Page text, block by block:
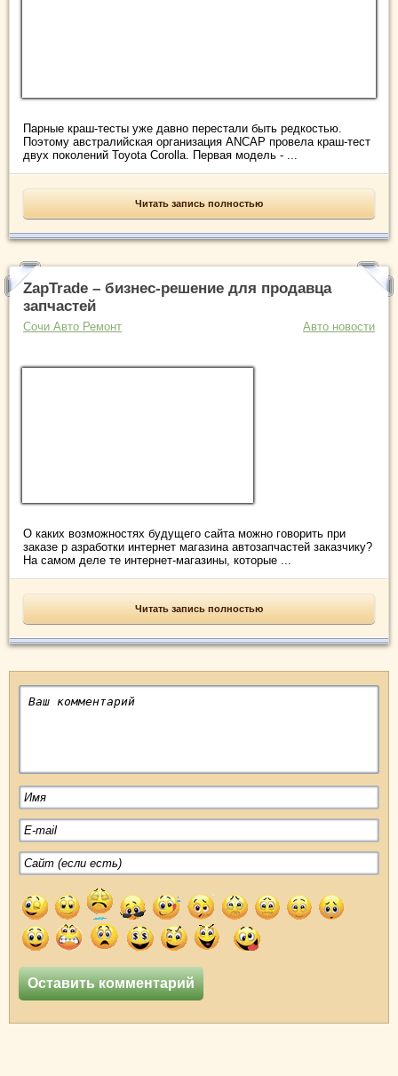
Парные краш-тесты уже давно перестали быть редкостью.
Поэтому австралийская организация ANCAP провела краш-тест
двух поколений Toyota Corolla. Первая модель - ...
Читать запись полностью
ZapTrade – бизнес-решение для продавца
запчастей
Сочи Авто Ремонт Авто новости
О каких возможностях будущего сайта можно говорить при
заказе р азработки интернет магазина автозапчастей заказчику?
На самом деле те интернет-магазины, которые ...
Читать запись полностью